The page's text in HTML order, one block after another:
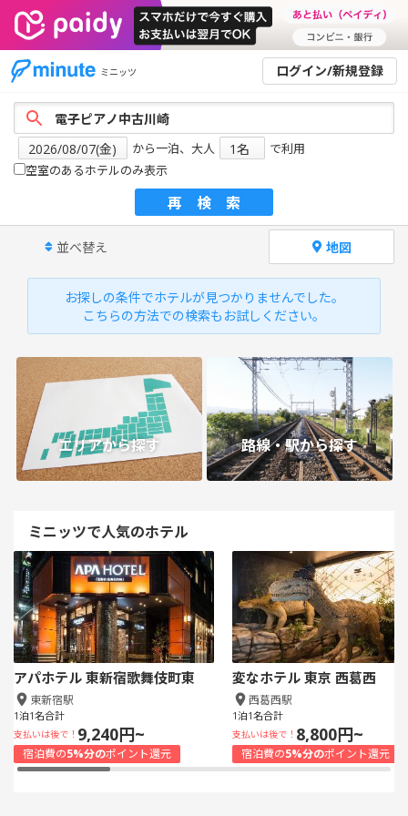
ミニッツ ログイン/新規登録
から一泊、大人
で利用
空室のあるホテルのみ表示
再検索
並べ替え 地図
お探しの条件でホテルが見つかりませんでした。
こちらの方法での検索もお試しください。
エリアから探す 路線・駅から探す
ミニッツで人気のホテル
アパホテル 東新宿歌舞伎町東
東新宿駅
1泊1名合計
支払いは後で！ 9,240円~
宿泊費の5%分のポイント還元
変なホテル 東京 西葛西
西葛西駅
1泊1名合計
支払いは後で！ 8,800円~
宿泊費の5%分のポイント還元